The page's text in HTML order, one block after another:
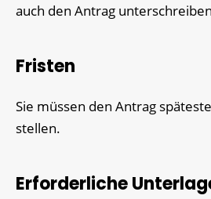
auch den Antrag
Fristen
Sie müssen den Antrag
stellen.
Erforderliche